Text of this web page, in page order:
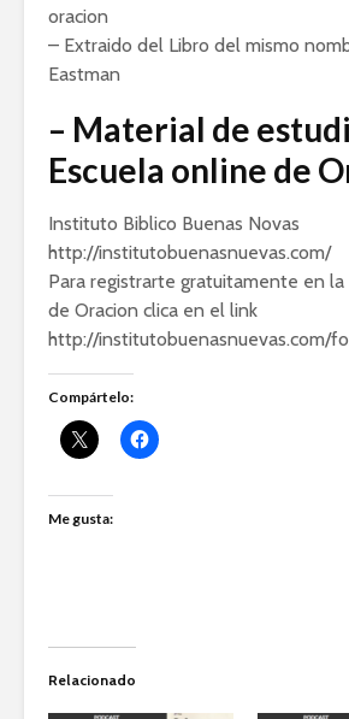
oracion
– Extraido del Libro del mismo
Eastman
– Material de
Escuela online de
Instituto Biblico Buenas Novas
http://institutobuenasnuevas.com/
Para registrarte gratuitamente en la
de Oracion clica en el link
http://institutobuenasnuevas.com/
Compártelo:
Me gusta:
Relacionado